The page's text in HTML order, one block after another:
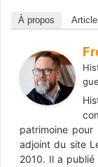
À propos
patrimoine
adjoint du site
2010. Il a publié